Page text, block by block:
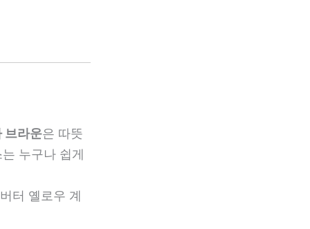
브라운은 따뜻
누구나 쉽게
터 옐로우 계